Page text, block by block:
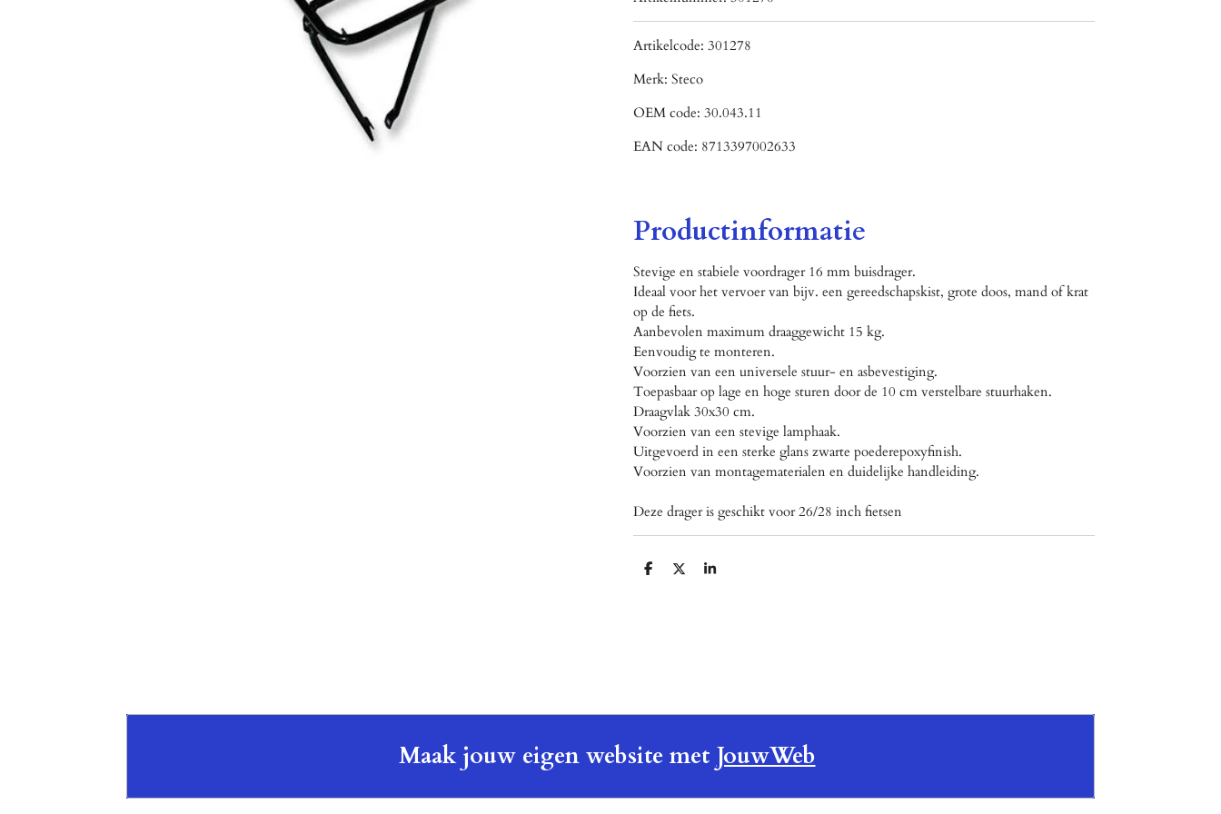
Artikelcode: 301278
Merk: Steco
OEM code: 30.043.11
EAN code: 8713397002633
Productinformatie
Stevige en stabiele voordrager 16 mm buisdrager.
Ideaal voor het vervoer van bijv. een gereedschapskist, grote doos, mand of krat
op de fiets.
Aanbevolen maximum draaggewicht 15 kg.
Eenvoudig te monteren.
Voorzien van een universele stuur- en asbevestiging.
Toepasbaar op lage en hoge sturen door de 10 cm verstelbare stuurhaken.
Draagvlak 30x30 cm.
Voorzien van een stevige lamphaak.
Uitgevoerd in een sterke glans zwarte poederepoxyfinish.
Voorzien van montagematerialen en duidelijke handleiding.
Deze drager is geschikt voor 26/28 inch fietsen
D
D
S
Maak jouw eigen website met JouwWeb